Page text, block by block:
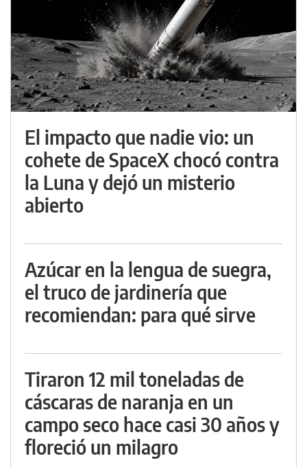
El impacto que nadie vio: un
cohete de SpaceX chocó contra
la Luna y dejó un misterio
abierto
Azúcar en la lengua de suegra,
el truco de jardinería que
recomiendan: para qué sirve
Tiraron 12 mil toneladas de
cáscaras de naranja en un
campo seco hace casi 30 años y
floreció un milagro